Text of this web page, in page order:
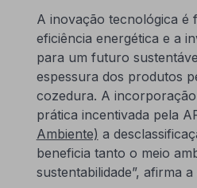
A inovação tecnológica é
eficiência energética e a
para um futuro
espessura dos produtos
cozedura. A
prática incentivada pela
Ambiente) a
beneficia tanto o meio
sustentabilidade”, afirma